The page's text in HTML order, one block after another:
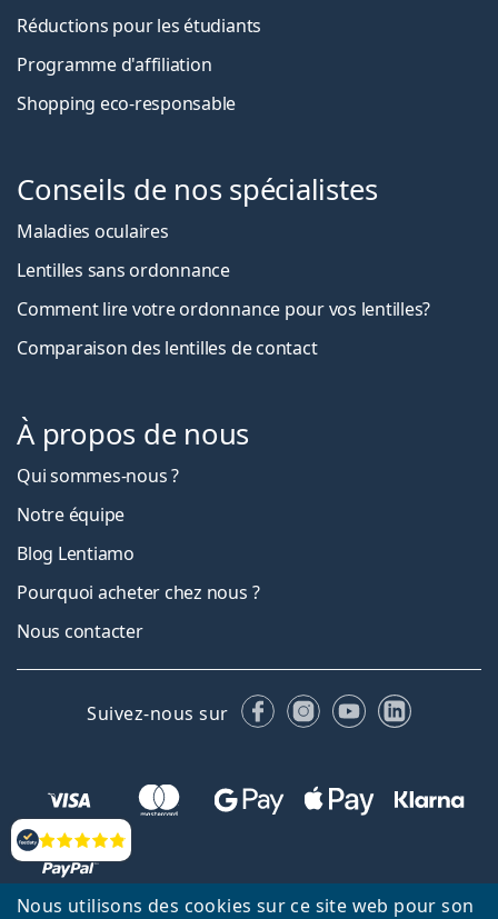
Nous utilisons des cookies sur ce site web pour son
Évaluation
Réductions pour les étudiants
Programme d'affiliation
Shopping eco-responsable
Conseils de nos spécialistes
Maladies oculaires
Lentilles sans ordonnance
Comment lire votre ordonnance pour vos lentilles?
Comparaison des lentilles de contact
À propos de nous
Qui sommes-nous ?
Notre équipe
Blog Lentiamo
Pourquoi acheter chez nous ?
Nous contacter
Suivez-nous sur FacebookInstagram
YouTubeLinkedIn